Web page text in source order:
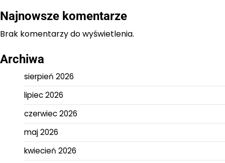
Najnowsze komentarze
Brak komentarzy do wyświetlenia.
Archiwa
sierpień 2026
lipiec 2026
czerwiec 2026
maj 2026
kwiecień 2026